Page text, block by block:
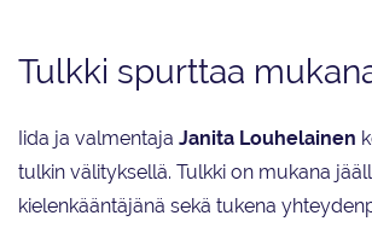
Tulkki spurttaa
Iida ja valmentaja Janita Louhelainen
tulkin välityksellä. Tulkki on mukana
kielenkääntäjänä sekä tukena